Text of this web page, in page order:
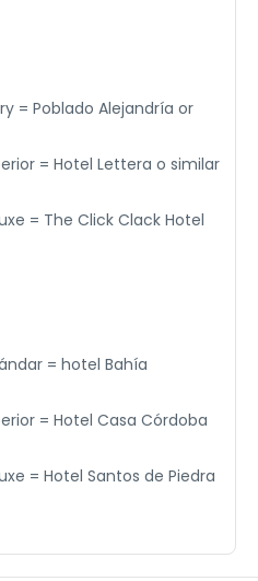
= Poblado Alejandría or
= Hotel Lettera o similar
= The Click Clack Hotel
= hotel Bahía
= Hotel Casa Córdoba
= Hotel Santos de Piedra